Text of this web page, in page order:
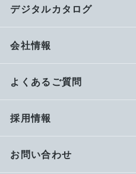
デジタルカタログ
会社情報
よくあるご質問
採用情報
お問い合わせ